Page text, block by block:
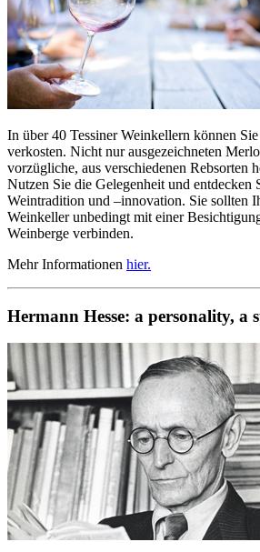
In über 40 Tessiner Weinkellern können
verkosten. Nicht nur ausgezeichneten
vorzügliche, aus verschiedenen Rebsorten
Nutzen Sie die Gelegenheit und entdecken
Weintradition und –innovation. Sie sollten
Weinkeller unbedingt mit einer
Weinberge verbinden.
Mehr Informationen hier.
Hermann Hesse: a personality, a